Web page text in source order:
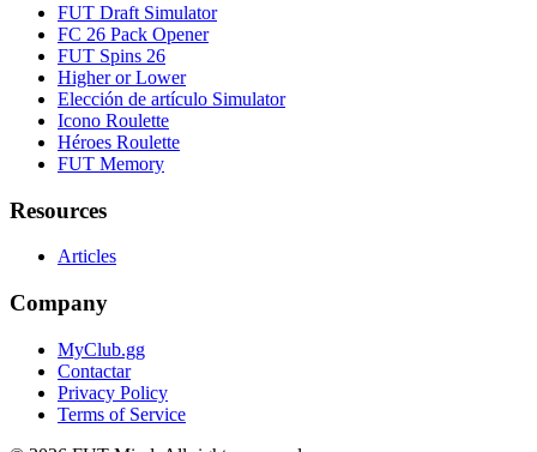
FUT Draft Simulator
FC 26 Pack Opener
FUT Spins 26
Higher or Lower
Elección de artículo Simulator
Icono Roulette
Héroes Roulette
FUT Memory
Resources
Articles
Company
MyClub.gg
Contactar
Privacy Policy
Terms of Service